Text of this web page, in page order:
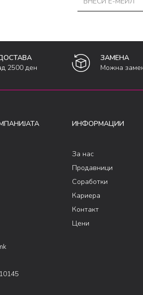
2500 ден
ЗАМЕНА
Можна
ИНФОРМАЦИИ
За нас
Продавници
Соработки
Кариера
Контакт
Цени